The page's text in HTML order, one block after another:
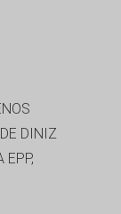
DINIZ
EPP,